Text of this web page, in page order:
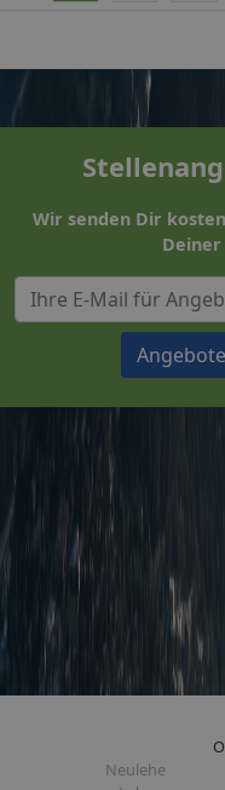
Wir senden Dir
Deiner
Neulehe